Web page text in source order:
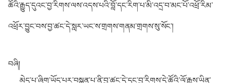
ཚོའི་རྒྱུད་དུའང་བྱ་རིགས་ལས་འདས་པའི་བློ་དང་རིག་པ་མི་འདྲ་བ་མང་པོ་འཕྲོ་རིམ་
འཕྲོར་བྱུང་བས་བྱ་ཚང་དེ་སླར་ཡང་ས་གྲགས་གནམ་གྲགས་སུ་སོང་།
བཞི།
མེད་པ་ཞིག་ཡོད་པར་བསྐྲུན་པ་ནི་བྱ་ཚང་དེ་དང་བྱ་རིགས་དེ་ཚོའི་ལོ་རྒྱུས་ཡིན་